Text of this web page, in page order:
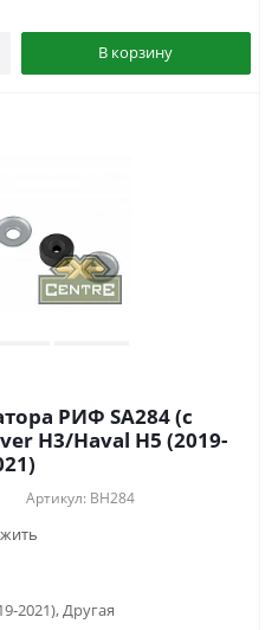
В корзину
РИФ SA284 (с
H3/Haval H5 (2019-
Артикул: BH284
2021), Другая